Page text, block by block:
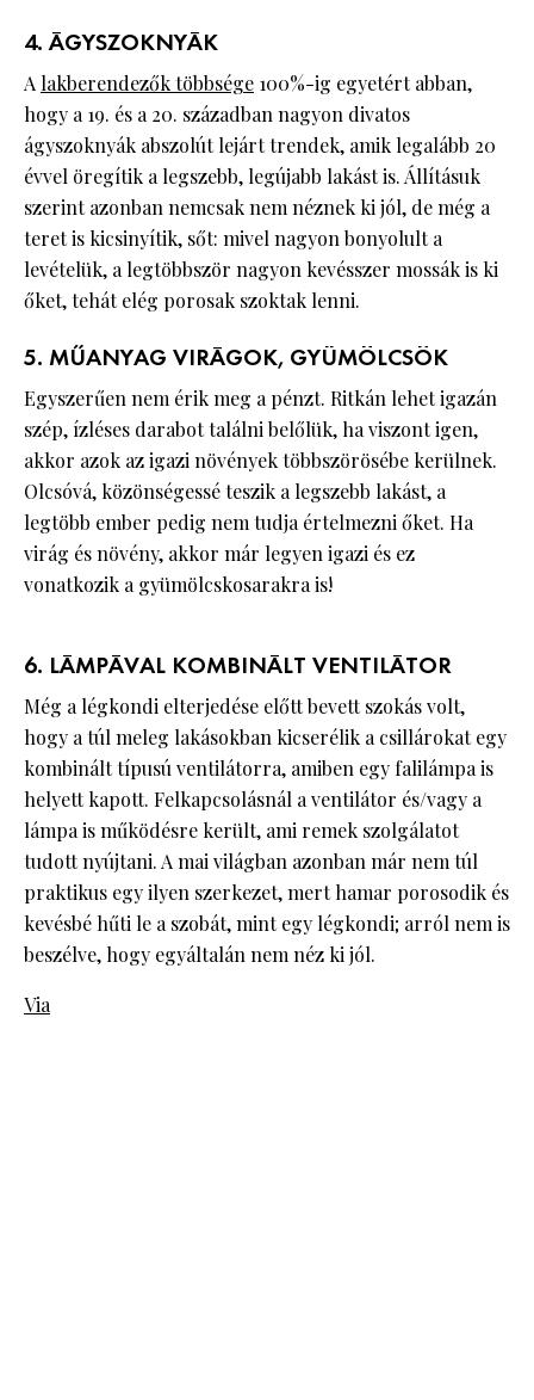
4. ÁGYSZOKNYÁK
A lakberendezők többsége 100%-ig egyetért abban,
hogy a 19. és a 20. században nagyon divatos
ágyszoknyák abszolút lejárt trendek, amik legalább 20
évvel öregítik a legszebb, legújabb lakást is. Állításuk
szerint azonban nemcsak nem néznek ki jól, de még a
teret is kicsinyítik, sőt: mivel nagyon bonyolult a
levételük, a legtöbbször nagyon kevésszer mossák is ki
őket, tehát elég porosak szoktak lenni.
5. MŰANYAG VIRÁGOK, GYÜMÖLCSÖK
Egyszerűen nem érik meg a pénzt. Ritkán lehet igazán
szép, ízléses darabot találni belőlük, ha viszont igen,
akkor azok az igazi növények többszörösébe kerülnek.
Olcsóvá, közönségessé teszik a legszebb lakást, a
legtöbb ember pedig nem tudja értelmezni őket. Ha
virág és növény, akkor már legyen igazi és ez
vonatkozik a gyümölcskosarakra is!
6. LÁMPÁVAL KOMBINÁLT VENTILÁTOR
Még a légkondi elterjedése előtt bevett szokás volt,
hogy a túl meleg lakásokban kicserélik a csillárokat egy
kombinált típusú ventilátorra, amiben egy falilámpa is
helyett kapott. Felkapcsolásnál a ventilátor és/vagy a
lámpa is működésre került, ami remek szolgálatot
tudott nyújtani. A mai világban azonban már nem túl
praktikus egy ilyen szerkezet, mert hamar porosodik és
kevésbé hűti le a szobát, mint egy légkondi; arról nem is
beszélve, hogy egyáltalán nem néz ki jól.
Via